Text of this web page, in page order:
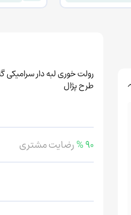
رولت خوری لبه دار سرامیکی
طرح پژال
90 % رضایت مشتری